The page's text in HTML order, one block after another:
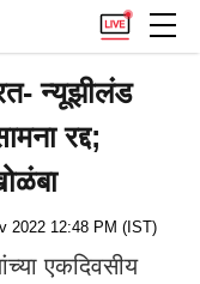
न्यूझीलंड
रद्द;
12:48 PM (IST)
एकदिवसीय